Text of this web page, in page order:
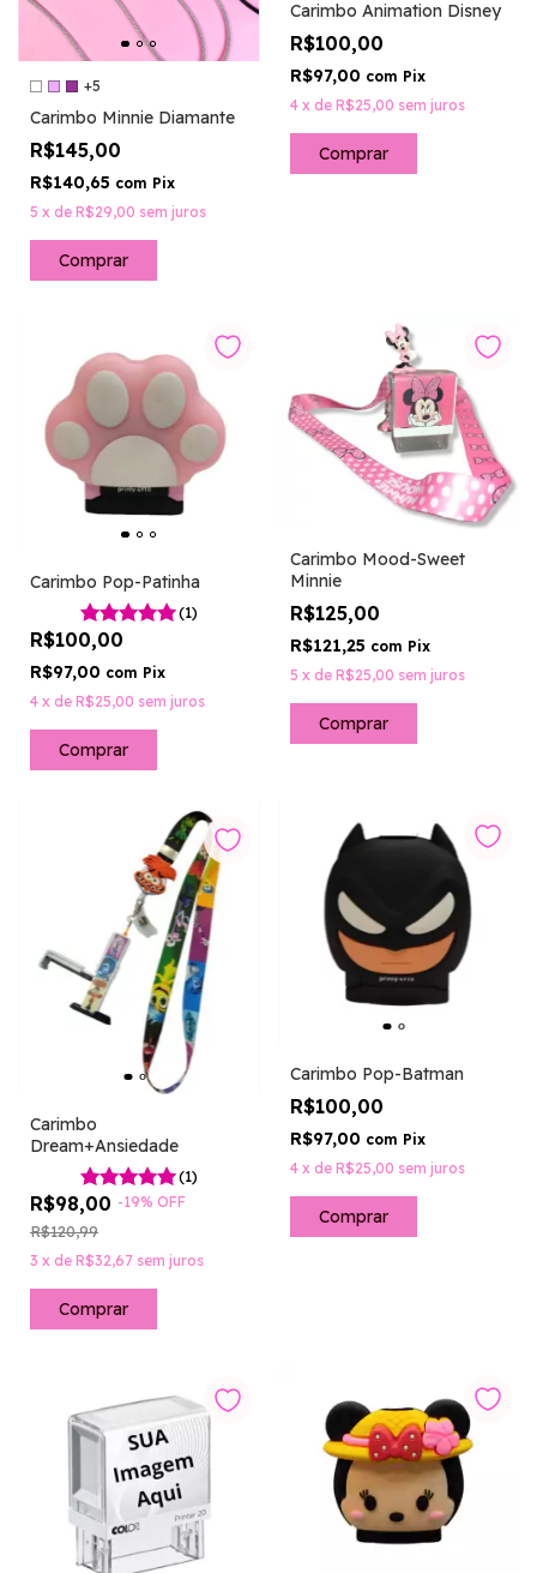
+5
Carimbo Minnie Diamante
R$145,00
R$140,65 com Pix
5 x de R$29,00 sem juros
Comprar
Carimbo Animation Disney
R$100,00
R$97,00 com Pix
4 x de R$25,00 sem juros
Carimbo Pop-Patinha
(1)
R$100,00
R$97,00 com Pix
4 x de R$25,00 sem juros
Comprar
Carimbo Mood-Sweet
Minnie
R$125,00
R$121,25 com Pix
5 x de R$25,00 sem juros
Carimbo
Dream+Ansiedade
(1)
R$98,00 -19% OFF
R$120,99
3 x de R$32,67 sem juros
Carimbo Pop-Batman
R$100,00
R$97,00 com Pix
4 x de R$25,00 sem juros
Comprar